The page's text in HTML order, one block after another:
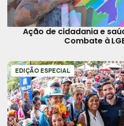
Ação de cidadania e
Combate à
EDIÇÃO ESPECIAL